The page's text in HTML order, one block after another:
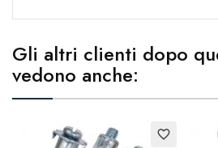
Gli altri clienti dopo
vedono anche:
favorite_border